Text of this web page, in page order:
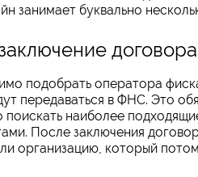
занимает буквально
подобрать оператора
передаваться в ФНС. Это
наиболее
После заключения
организацию, который